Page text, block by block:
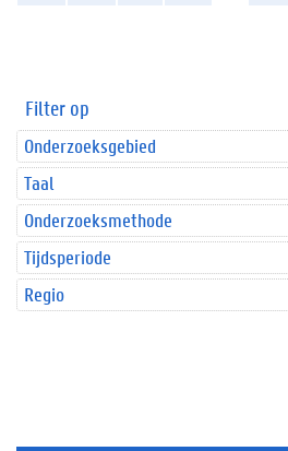
Filter op
Onderzoeksgebied
Taal
Onderzoeksmethode
Tijdsperiode
Regio